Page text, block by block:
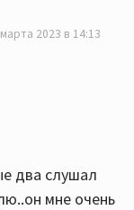
2023 в 14:13
два слушал
мне очень